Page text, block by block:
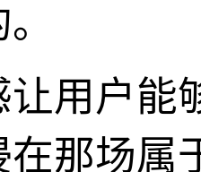
用户能
在那场属